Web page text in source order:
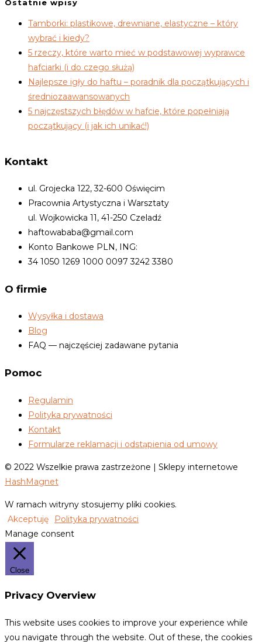
Ostatnie wpisy
Tamborki: plastikowe, drewniane, elastyczne – który
wybrać i kiedy?
5 rzeczy, które warto mieć w podstawowej wyprawce
hafciarki (i do czego służą)
Najlepsze igły do haftu – poradnik dla początkujących i
średniozaawansowanych
5 najczęstszych błędów w hafcie, które popełniają
początkujący (i jak ich unikać!)
Kontakt
ul. Grojecka 122, 32-600 Oświęcim
Pracownia Artystyczna i Warsztaty
ul. Wojkowicka 11, 41-250 Czeladź
haftowababa@gmail.com
Konto Bankowe PLN, ING:
34 1050 1269 1000 0097 3242 3380
O firmie
Wysyłka i dostawa
Blog
FAQ — najczęściej zadawane pytania
Pomoc
Regulamin
Polityka prywatności
Kontakt
Formularze reklamacji i odstąpienia od umowy
© 2022 Wszelkie prawa zastrzeżone | Sklepy internetowe
HashMagnet
W ramach witryny stosujemy pliki cookies.
Akceptuję
Polityka prywatności
Manage consent
Close
Privacy Overview
This website uses cookies to improve your experience while
you navigate through the website. Out of these, the cookies